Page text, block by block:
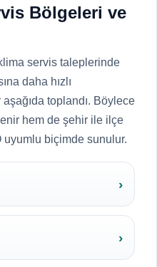
Bölgeleri ve
servis taleplerinde
daha hızlı
toplandı. Böylece
hem de şehir ile ilçe
biçimde sunulur.